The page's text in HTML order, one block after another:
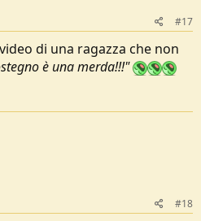
#17
di una ragazza che non
è una merda!!!"
#18